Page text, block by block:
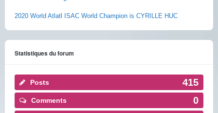
2020 World Atlatl ISAC World Champion is CYRILLE HUC
Statistiques du forum
Posts 415
Comments 0